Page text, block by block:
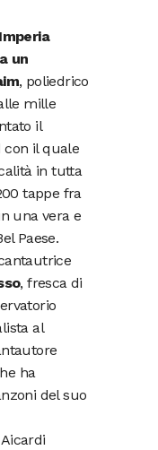
un
, poliedrico
mille
il
con il quale
in tutta
tappe fra
una vera e
Paese.
, fresca di
al
ha
del suo